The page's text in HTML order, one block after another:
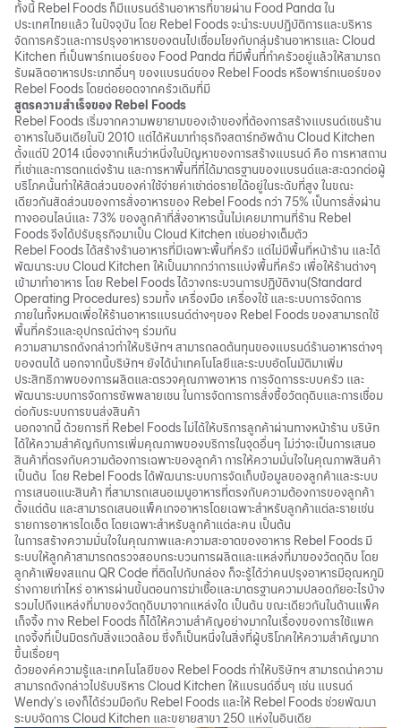
ทั้งนี้ Rebel Foods ก็มีแบรนด์ร้านอาหารที่ขายผ่าน Food Panda ใน
ประเทศไทยแล้ว ในปัจจุบัน โดย Rebel Foods จะนำระบบปฏิบัติการและบริหาร
จัดการครัวและการปรุงอาหารของตนไปเชื่อมโยงกับกลุ่มร้านอาหารและ Cloud
Kitchen ที่เป็นพาร์ทเนอร์ของ Food Panda ที่มีพื้นที่ทำครัวอยู่แล้วให้สามารถ
รับผลิตอาหารประเภทอื่นๆ ของแบรนด์ของ Rebel Foods หรือพาร์ทเนอร์ของ
Rebel Foods โดยต่อยอดจากครัวเดิมที่มี
สูตรความสำเร็จของ Rebel Foods
Rebel Foods เริ่มจากความพยายามของเจ้าของที่ต้องการสร้างแบรนด์เชนร้าน
อาหารในอินเดียในปี 2010 แต่ได้หันมาทำธุรกิจสตาร์ทอัพด้าน Cloud Kitchen
ตั้งแต่ปี 2014 เนื่องจากเห็นว่าหนึ่งในปัญหาของการสร้างแบรนด์ คือ การหาสถาน
ที่เช่าและการตกแต่งร้าน และการหาพื้นที่ที่ได้มาตรฐานของแบรนด์และสะดวกต่อผู้
บริโภคนั้นทำให้สัดส่วนของค่าใช้จ่ายค่าเช่าต่อรายได้อยู่ในระดับที่สูง ในขณะ
เดียวกันสัดส่วนของการสั่งอาหารของ Rebel Foods กว่า 75% เป็นการสั่งผ่าน
ทางออนไลน์และ 73% ของลูกค้าที่สั่งอาหารนั้นไม่เคยมาทานที่ร้าน Rebel
Foods จึงได้ปรับธุรกิจมาเป็น Cloud Kitchen เช่นอย่างเต็มตัว
Rebel Foods ได้สร้างร้านอาหารที่มีเฉพาะพื้นที่ครัว แต่ไม่มีพื้นที่หน้าร้าน และได้
พัฒนาระบบ Cloud Kitchen ให้เป็นมากกว่าการแบ่งพื้นที่ครัว เพื่อให้ร้านต่างๆ
เข้ามาทำอาหาร โดย Rebel Foods ได้วางกระบวนการปฏิบัติงาน(Standard
Operating Procedures) รวมทั้ง เครื่องมือ เครื่องใช้ และระบบการจัดการ
ภายในทั้งหมดเพื่อให้ร้านอาหารแบรนด์ต่างๆของ Rebel Foods ของสามารถใช้
พื้นที่ครัวและอุปกรณ์ต่างๆ ร่วมกัน
ความสามารถดังกล่าวทำให้บริษัทฯ สามารถลดต้นทุนของแบรนด์ร้านอาหารต่างๆ
ของตนได้ นอกจากนี้บริษัทฯ ยังได้นำเทคโนโลยีและระบบอัตโนมัติมาเพิ่ม
ประสิทธิภาพของการผลิตและตรวจคุณภาพอาหาร การจัดการระบบครัว และ
พัฒนาระบบการจัดการซัพพลายเชน ในการจัดการการสั่งซื้อวัตถุดิบและการเชื่อม
ต่อกับระบบการขนส่งสินค้า
นอกจากนี้ ด้วยการที่ Rebel Foods ไม่ได้ให้บริการลูกค้าผ่านทางหน้าร้าน บริษัท
ได้ให้ความสำคัญกับการเพิ่มคุณภาพของบริการในจุดอื่นๆ ไม่ว่าจะเป็นการเสนอ
สินค้าที่ตรงกับความต้องการเฉพาะของลูกค้า การให้ความมั่นใจในคุณภาพสินค้า
เป็นต้น โดย Rebel Foods ได้พัฒนาระบบการจัดเก็บข้อมูลของลูกค้าและระบบ
การเสนอแนะสินค้า ที่สามารถเสนอเมนูอาหารที่ตรงกับความต้องการของลูกค้า
ตั้งแต่ต้น และสามารถเสนอแพ็คเกจอาหารโดยเฉพาะสำหรับลูกค้าแต่ละรายเช่น
รายการอาหารไดเอ็ต โดยเฉพาะสำหรับลูกค้าแต่ละคน เป็นต้น
ในการสร้างความมั่นใจในคุณภาพและความสะอาดของอาหาร Rebel Foods มี
ระบบให้ลูกค้าสามารถตรวจสอบกระบวนการผลิตและแหล่งที่มาของวัตถุดิบ โดย
ลูกค้าเพียงสแกน QR Code ที่ติดไปกับกล่อง ก็จะรู้ได้ว่าคนปรุงอาหารมีอุณหภูมิ
ร่างกายเท่าไหร่ อาหารผ่านขั้นตอนการฆ่าเชื้อและมาตรฐานความปลอดภัยอะไรบ้าง
รวมไปถึงแหล่งที่มาของวัตถุดิบมาจากแหล่งใด เป็นต้น ขณะเดียวกันในด้านแพ็ค
เก็จจิ้ง ทาง Rebel Foods ก็ได้ให้ความสำคัญอย่างมากในเรื่องของการใช้แพค
เกจจิ้งที่เป็นมิตรกับสิ่งแวดล้อม ซึ่งก็เป็นหนึ่งในสิ่งที่ผู้บริโภคให้ความสำคัญมาก
ขึ้นเรื่อยๆ
ด้วยองค์ความรู้และเทคโนโลยีของ Rebel Foods ทำให้บริษัทฯ สามารถนำความ
สามารถดังกล่าวไปรับบริหาร Cloud Kitchen ให้แบรนด์อื่นๆ เช่น แบรนด์
Wendy’s เองก็ได้ร่วมมือกับ Rebel Foods และให้ Rebel Foods ช่วยพัฒนา
ระบบจัดการ Cloud Kitchen และขยายสาขา 250 แห่งในอินเดีย